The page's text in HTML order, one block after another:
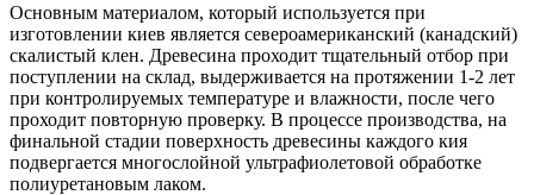
Основным материалом, который используется при
изготовлении киев является североамериканский (канадский)
скалистый клен. Древесина проходит тщательный отбор при
поступлении на склад, выдерживается на протяжении 1-2 лет
при контролируемых температуре и влажности, после чего
проходит повторную проверку. В процессе производства, на
финальной стадии поверхность древесины каждого кия
подвергается многослойной ультрафиолетовой обработке
полиуретановым лаком.